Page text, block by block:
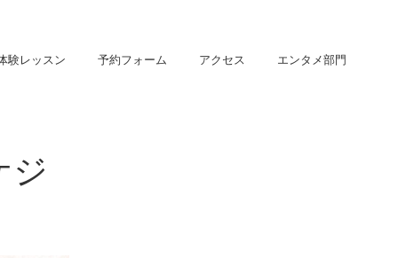
験レッスン 予約フォーム アクセス エンタメ部門
ジ